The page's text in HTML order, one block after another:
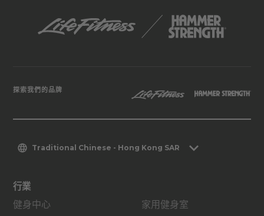
探索我們的品牌
Traditional Chinese - Hong Kong SAR
行業
健身中心
家用健身室